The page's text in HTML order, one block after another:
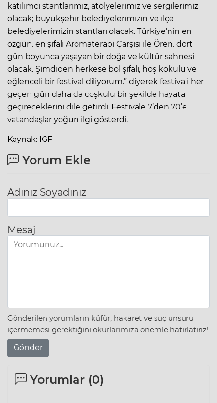
katılımcı stantlarımız, atölyelerimiz ve sergilerimiz
olacak; büyükşehir belediyelerimizin ve ilçe
belediyelerimizin stantları olacak. Türkiye’nin en
özgün, en şifalı Aromaterapi Çarşısı ile Ören, dört
gün boyunca yaşayan bir doğa ve kültür sahnesi
olacak. Şimdiden herkese bol şifalı, hoş kokulu ve
eğlenceli bir festival diliyorum.” diyerek festivali her
geçen gün daha da coşkulu bir şekilde hayata
geçireceklerini dile getirdi. Festivale 7’den 70’e
vatandaşlar yoğun ilgi gösterdi.
Kaynak: IGF
Yorum Ekle
Adınız Soyadınız
Mesaj
Gönderilen yorumların küfür, hakaret ve suç unsuru
içermemesi gerektiğini okurlarımıza önemle hatırlatırız!
Gönder
Yorumlar (0)